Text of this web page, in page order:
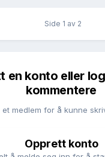
Side 1 av 2
en konto eller
kommentere
medlem for å kunne
Opprett konto